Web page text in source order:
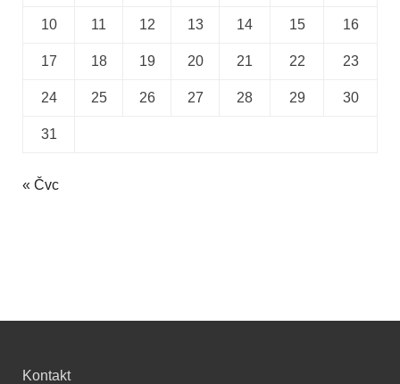
10 11 12 13 14 15 16
17 18 19 20 21 22 23
24 25 26 27 28 29 30
31
« Čvc
Kontakt